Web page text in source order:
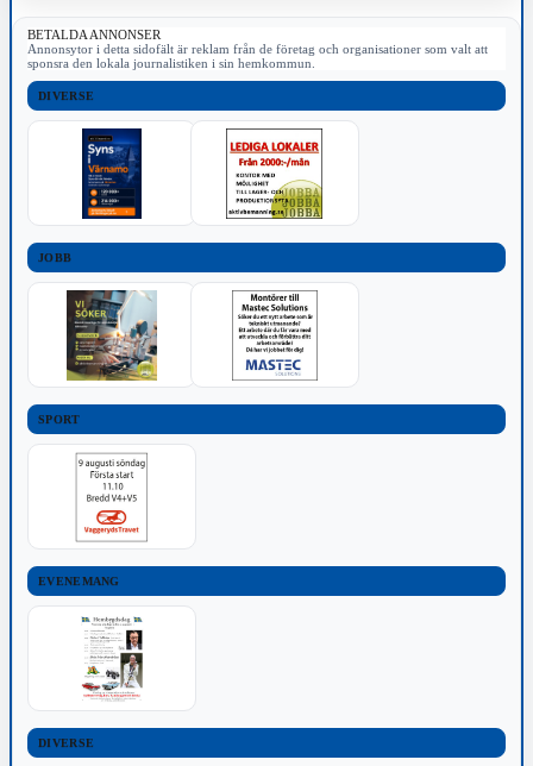
BETALDA ANNONSER
Annonsytor i detta sidofält är reklam från de företag och organisationer som valt att
sponsra den lokala journalistiken i sin hemkommun.
DIVERSE
JOBB
SPORT
EVENEMANG
DIVERSE